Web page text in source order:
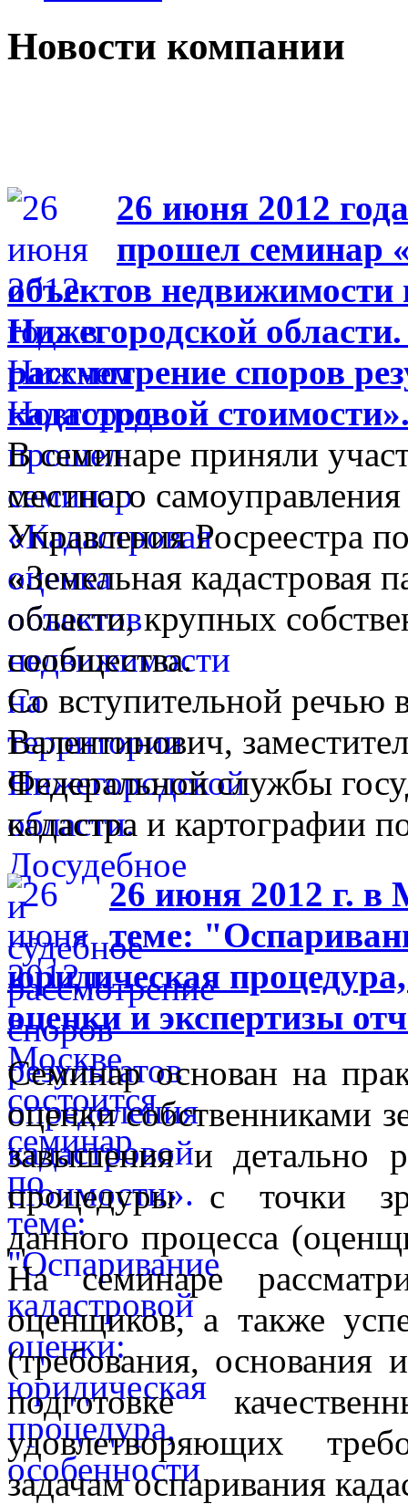
Новости компании
26 июня 2012
прошел семинар
объектов недвижимости
Нижегородской области.
рассмотрение споров
кадастровой
В семинаре приняли
местного
Управления Росреестра
«Земельная кадастровая
области, крупных
сообщества.
Со вступительной речью
Валентинович,
Федеральной службы
кадастра и картографии
26 июня 2012 г. в
теме:
юридическая
оценки и экспертизы
Семинар основан на
оценки собственниками
завышения и детально
процедуры с точки
данного процесса
На семинаре
оценщиков, а также
(требования, основания
подготовке
удовлетворяющих
задачам оспаривания